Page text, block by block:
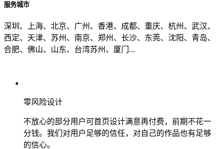
服务城市
深圳、上海、北京、广州、香港、成都、重庆、杭州、武汉、
西定、天津、苏州、南京、郑州、长沙、东莞、沈阳、青岛、
合肥、佛山、山东、台湾苏州、厦门...
零风险设计
不放心的部分用户可首页设计满意再付费，前期不花一
分钱。我们对用户足够的信任，对自己的作品也有足够
的信心。